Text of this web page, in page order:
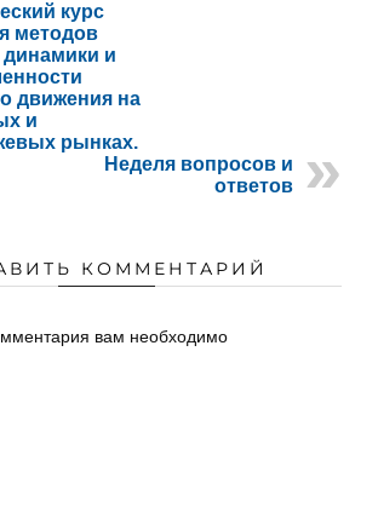
курс
методов
динамики и
движения на
и
рынках.
Неделя вопросов и
ответов
КОММЕНТАРИЙ
вам необходимо